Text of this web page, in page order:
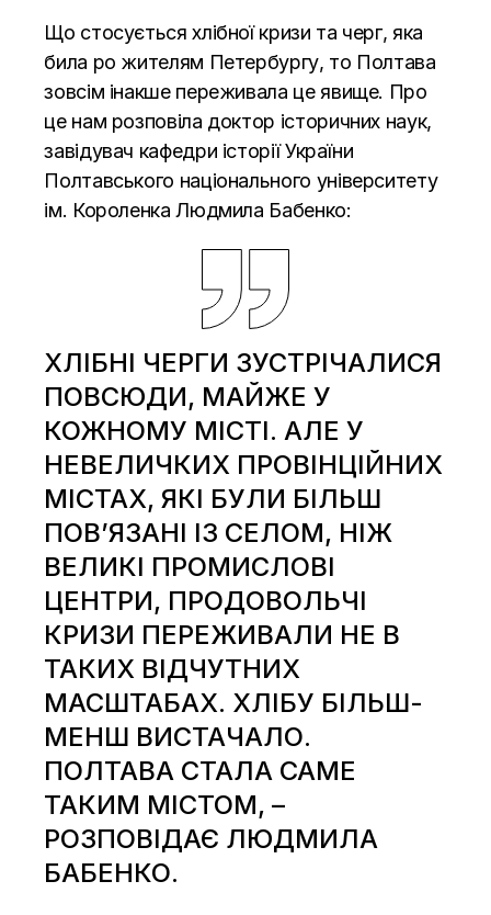
Що стосується хлібної кризи та черг, яка
била ро жителям Петербургу, то Полтава
зовсім інакше переживала це явище. Про
це нам розповіла доктор історичних наук,
завідувач кафедри історії України
Полтавського національного університету
ім. Короленка Людмила Бабенко:
ХЛІБНІ ЧЕРГИ ЗУСТРІЧАЛИСЯ
ПОВСЮДИ, МАЙЖЕ У
КОЖНОМУ МІСТІ. АЛЕ У
НЕВЕЛИЧКИХ ПРОВІНЦІЙНИХ
МІСТАХ, ЯКІ БУЛИ БІЛЬШ
ПОВ’ЯЗАНІ ІЗ СЕЛОМ, НІЖ
ВЕЛИКІ ПРОМИСЛОВІ
ЦЕНТРИ, ПРОДОВОЛЬЧІ
КРИЗИ ПЕРЕЖИВАЛИ НЕ В
ТАКИХ ВІДЧУТНИХ
МАСШТАБАХ. ХЛІБУ БІЛЬШ-
МЕНШ ВИСТАЧАЛО.
ПОЛТАВА СТАЛА САМЕ
ТАКИМ МІСТОМ, –
РОЗПОВІДАЄ ЛЮДМИЛА
БАБЕНКО.